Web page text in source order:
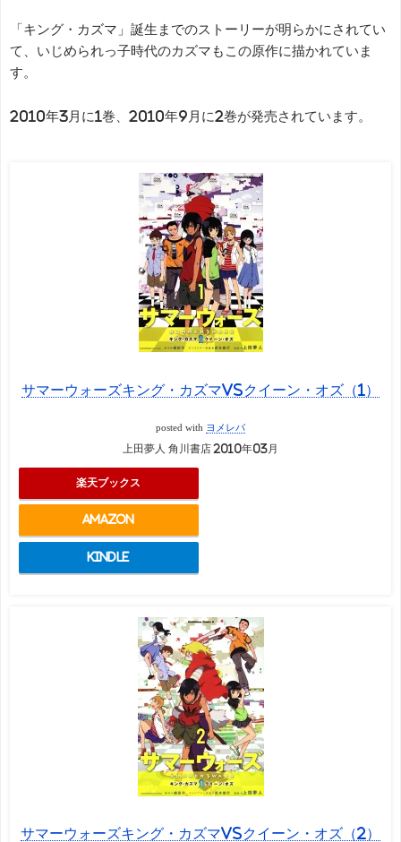
「キング・カズマ」誕生までのストーリーが明らかにされてい
て、いじめられっ子時代のカズマもこの原作に描かれていま
す。
2010年3月に1巻、2010年9月に2巻が発売されています。
サマーウォーズキング・カズマvsクイーン・オズ（1）
posted with ヨメレバ
上田夢人 角川書店 2010年03月
楽天ブックス
Amazon
Kindle
サマーウォーズキング・カズマvsクイーン・オズ（2）